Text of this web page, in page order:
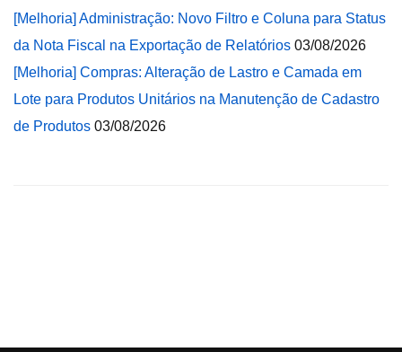
[Melhoria] Administração: Novo Filtro e Coluna para Status
da Nota Fiscal na Exportação de Relatórios 03/08/2026
[Melhoria] Compras: Alteração de Lastro e Camada em
Lote para Produtos Unitários na Manutenção de Cadastro
de Produtos 03/08/2026